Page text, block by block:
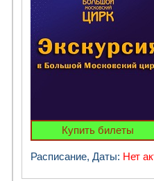
Купить билеты
Расписание, Даты: Нет